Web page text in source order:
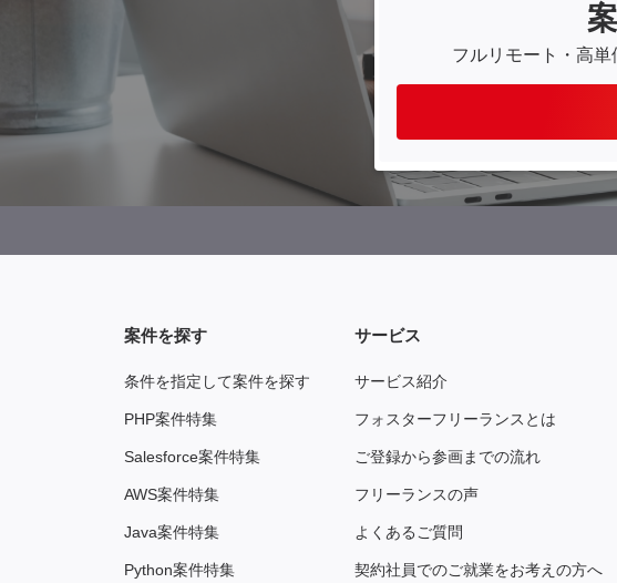
フルリモート・高単
案件を探す
条件を指定して案件を探す
PHP案件特集
Salesforce案件特集
AWS案件特集
Java案件特集
Python案件特集
サービス
サービス紹介
フォスターフリーランスとは
ご登録から参画までの流れ
フリーランスの声
よくあるご質問
契約社員でのご就業をお考えの方へ